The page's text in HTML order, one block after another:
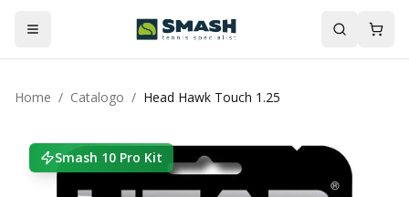
Home / Catalogo / Head Hawk Touch 1.25
Smash 10 Pro Kit